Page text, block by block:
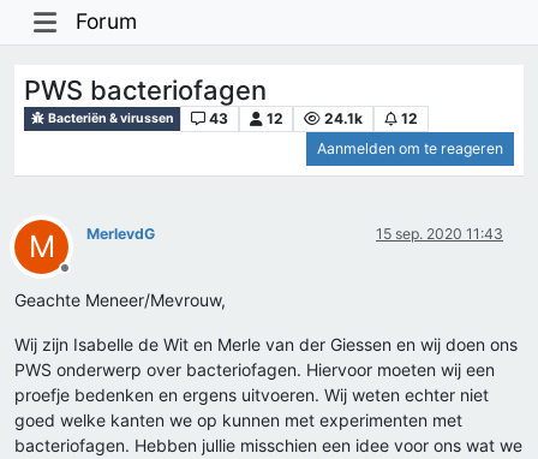
Forum
PWS bacteriofagen
Bacteriën & virussen 43 12 24.1k
12
Aanmelden om te reageren
M
Offline
MerlevdG 15 sep. 2020 11:43
Geachte Meneer/Mevrouw,
Wij zijn Isabelle de Wit en Merle van der Giessen en wij doen ons
PWS onderwerp over bacteriofagen. Hiervoor moeten wij een
proefje bedenken en ergens uitvoeren. Wij weten echter niet
goed welke kanten we op kunnen met experimenten met
bacteriofagen. Hebben jullie misschien een idee voor ons wat we